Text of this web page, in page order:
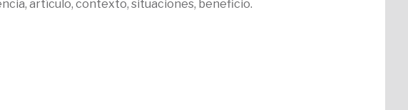
artículo, contexto, situaciones, beneficio.